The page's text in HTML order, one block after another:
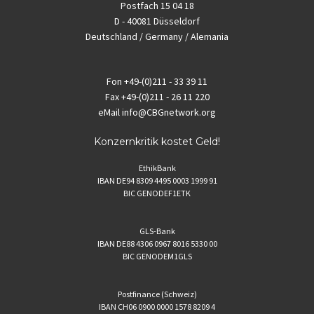
Postfach 15 04 18
D - 40081 Düsseldorf
Deutschland / Germany / Alemania
Fon +49-(0)211 - 33 39 11
Fax+49-(0)211 - 26 11 220
eMailinfo@CBGnetwork.org
Konzernkritik kostet Geld!
EthikBank
IBAN DE94 8309 4495 0003 1999 91
BIC GENODEF1ETK
GLS-Bank
IBAN DE88 4306 0967 8016 5330 00
BIC GENODEM1GLS
Postfinance (Schweiz)
IBAN CH06 0900 0000 1578 8209 4